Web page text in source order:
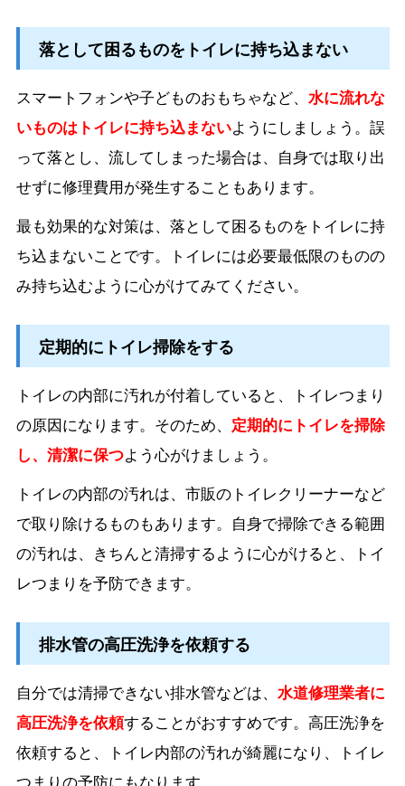
落として困るものをトイレに持ち込まない
スマートフォンや子どものおもちゃなど、 水に流れな
いものはトイレに持ち込まないようにしましょう。誤
って落とし、流してしまった場合は、自身では取り出
せずに修理費用が発生することもあります。
最も効果的な対策は、落として困るものをトイレに持
ち込まないことです。トイレには必要最低限のものの
み持ち込むように心がけてみてください。
定期的にトイレ掃除をする
トイレの内部に汚れが付着していると、トイレつまり
の原因になります。そのため、 定期的にトイレを掃除
し、清潔に保つよう心がけましょう。
トイレの内部の汚れは、市販のトイレクリーナーなど
で取り除けるものもあります。自身で掃除できる範囲
の汚れは、きちんと清掃するように心がけると、トイ
レつまりを予防できます。
排水管の高圧洗浄を依頼する
自分では清掃できない排水管などは、 水道修理業者に
高圧洗浄を依頼することがおすすめです。高圧洗浄を
依頼すると、トイレ内部の汚れが綺麗になり、トイレ